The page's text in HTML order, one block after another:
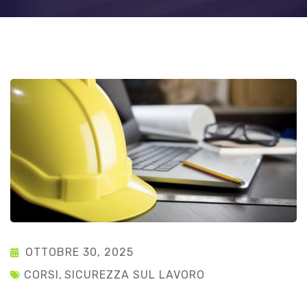
OTTOBRE 30, 2025
CORSI , SICUREZZA SUL LAVORO